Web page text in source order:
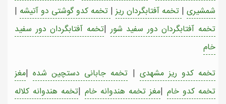
شمشیری | تخمه آفتابگردان ریز| تخمه کدو گوشتی دو آتیشه |
تخمه آفتابگردان دور سفید شور|تخمه آفتابگردان دور سفید
خام
تخمه کدو ریز مشهدی | تخمه جابانی دستچین شده|مغز
تخمه کدو خام |مغز تخمه هندوانه خام |تخمه هندوانه کلاله